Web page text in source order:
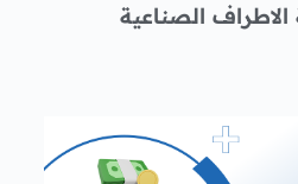
الصناعية